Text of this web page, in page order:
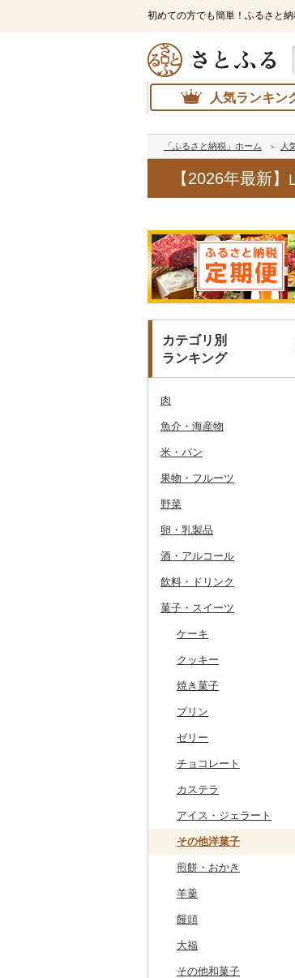
初めての方でも簡単！ふるさと納
人気ランキン
「ふるさと納税」ホーム 人
【2026年最新
カテゴリ別
ランキング
肉
牛肉（精肉）
ステーキ
すき焼き
焼肉
牛タン
和牛
黒毛和牛
白老牛
仙台牛
米沢牛
山形牛
常陸牛
上州牛
飛騨牛
近江牛
神戸牛・神戸ビーフ
但馬牛
土佐あかうし
佐賀牛
長崎和牛
あか牛
牛肉（加工品）
ハンバーグ
ローストビーフ
ビーフジャーキー
その他牛肉（加工品）
豚肉（精肉）
すき焼き
しゃぶしゃぶ
焼肉
アグー豚
その他豚肉（精肉）
豚肉（加工品）
ハンバーグ
もつ鍋
ハム
ソーセージ・ウインナ
鶏肉
鶏肉（精肉）
ハム・ソーセージ
唐揚げ
中津からあげ
水炊き
地鶏
赤鶏さつま
その他鶏肉
鹿肉
馬肉
羊肉・ラム肉（ジンギス
魚介・海産物
カニ
ズワイガニ
毛ガニ
かにしゃぶ
その他カニ
エビ
ボタンエビ
伊勢海老
その他エビ
いくら
うに
明太子・たらこ
明太子
たらこ
その他魚卵
数の子
からすみ
キャビア
その他魚卵
貝
帆立（ホタテ）
鮑（アワビ）
牡蠣（カキ）
あさり
しじみ
サザエ
はまぐり
その他貝
うなぎ
鮮魚
鮭・サーモン
マグロ
イワシ
カツオ
金目鯛
クエ
くじら
サバ
さんま
鯛
のどぐろ
ふぐ
イカ・タコ
イカ
タコ
海苔・海藻
海苔
わかめ
ひじき
その他海苔・海藻
干物
ししゃも
その他干物
その他魚介・加工品
しらす・ちりめん
かまぼこ・練り製品
その他魚介・加工品
米・パン
米
無洗米
玄米
金芽米
ゆめぴりか
つや姫
コシヒカリ
はえぬき
さがびより
あきたこまち
ひとめぼれ
ミルキークィーン
ななつぼし
その他米
雑穀
餅
その他穀物加工品
パン
果物・フルーツ
ぶどう・マスカット
巨峰
ナガノパープル
ピオーネ
デラウェア
シャインマスカット
その他ぶどう・マスカ
いちご
りんご
もも
メロン
さくらんぼ
梨
和梨
洋梨・ラフランス
マンゴー
みかん・柑橘
みかん
レモン
不知火・デコポン
せとか
文旦
まどんな
ポンカン
その他柑橘
すいか
キウイ
柿（カキ）
ドライフルーツ
干し柿
干し芋
その他ドライフルーツ
その他果物
びわ
ブルーベリー
パイナップル
栗
その他果物
野菜
いも
じゃがいも
さつまいも
その他いも
トマト
フルーツトマト
ミニトマト
その他トマト
玉ねぎ
ねぎ
とうもろこし
根菜
人参
大根
自然薯
レンコン
にんにく・生姜
その他根菜
アスパラガス
豆
きのこ
しいたけ
松茸
その他きのこ
その他野菜
山菜
かぼちゃ
茄子
レタス
その他野菜
卵・乳製品
卵
チーズ
ヨーグルト
牛乳
バター
その他乳製品
酒・アルコール
ビール・発泡酒
ビール
発泡酒
地ビール・クラフトビ
日本酒
純米大吟醸
純米吟醸
大吟醸
吟醸
その他日本酒
焼酎
芋焼酎
麦焼酎
米焼酎
黒糖焼酎
その他焼酎
梅酒
泡盛
ワイン
白ワイン
赤ワイン
シャンパン・スパーク
その他ワイン
ウイスキー
リキュール・洋酒
甘酒
ノンアルコール
その他酒
飲料・ドリンク
水・ミネラルウォーター
コーヒー・コーヒー豆
飲料
コーヒー豆
粉
ドリップ
茶
飲料
茶葉・ティーバッグ
静岡茶
足柄茶
知覧茶
八女茶
その他茶
果汁飲料
りんごジュース
みかんジュース（オレ
紅茶
飲料
茶葉・ティーバッグ
その他飲料・ジュース
野菜ジュース
炭酸飲料
豆乳
その他飲料・ジュース
菓子・スイーツ
ケーキ
クッキー
焼き菓子
プリン
ゼリー
チョコレート
カステラ
アイス・ジェラート
その他洋菓子
煎餅・おかき
羊羹
饅頭
大福
その他和菓子